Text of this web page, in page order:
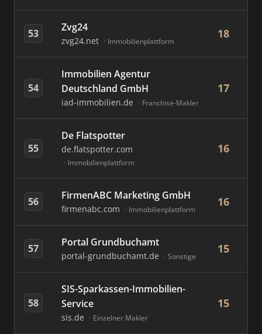
53 Zvg24
zvg24.net Immobilienplattform
18
54
Immobilien Agentur
Deutschland GmbH
iad-immobilien.de Franchise-Makler
17
55
De Flatspotter
de.flatspotter.com
Immobilienplattform
16
56 FirmenABC Marketing GmbH
firmenabc.com Immobilienplattform
16
57 Portal Grundbuchamt
portal-grundbuchamt.de Sonstige
15
58
SIS-Sparkassen-Immobilien-
Service
sis.de Einzelner Makler
15